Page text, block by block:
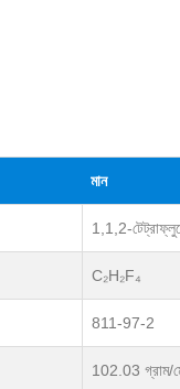
মান
1,1,2-
C₂H₂F₄
811-97-2
102.03 গ্রাম/